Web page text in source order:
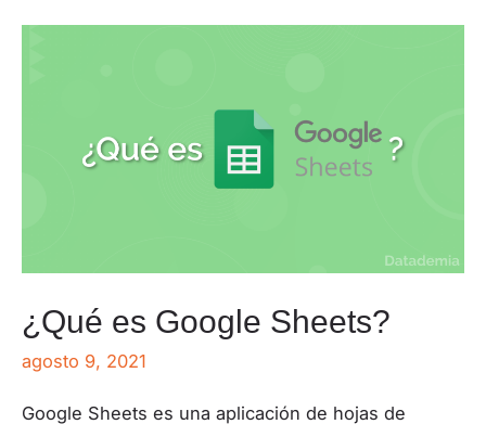
¿Qué es Google Sheets?
agosto 9, 2021
Google Sheets es una aplicación de hojas de